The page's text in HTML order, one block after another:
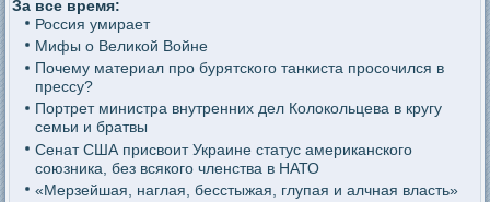
За все время:
Россия умирает
Мифы о Великой Войне
Почему материал про бурятского танкиста просочился в
прессу?
Портрет министра внутренних дел Колокольцева в кругу
семьи и братвы
Сенат США присвоит Украине статус американского
союзника, без всякого членства в НАТО
«Мерзейшая, наглая, бесстыжая, глупая и алчная власть»